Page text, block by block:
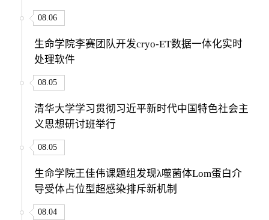
08.06
生命学院李赛团队开发cryo-ET数据一体化实时
处理软件
08.05
清华大学学习贯彻习近平新时代中国特色社会主
义思想研讨班举行
08.05
生命学院王佳伟课题组发现λ噬菌体Lom蛋白介
导受体占位型超感染排斥新机制
08.04